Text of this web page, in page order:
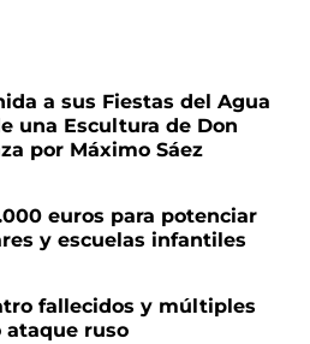
a sus Fiestas del Agua
una Escultura de Don
por Máximo Sáez
euros para potenciar
y escuelas infantiles
fallecidos y múltiples
ruso